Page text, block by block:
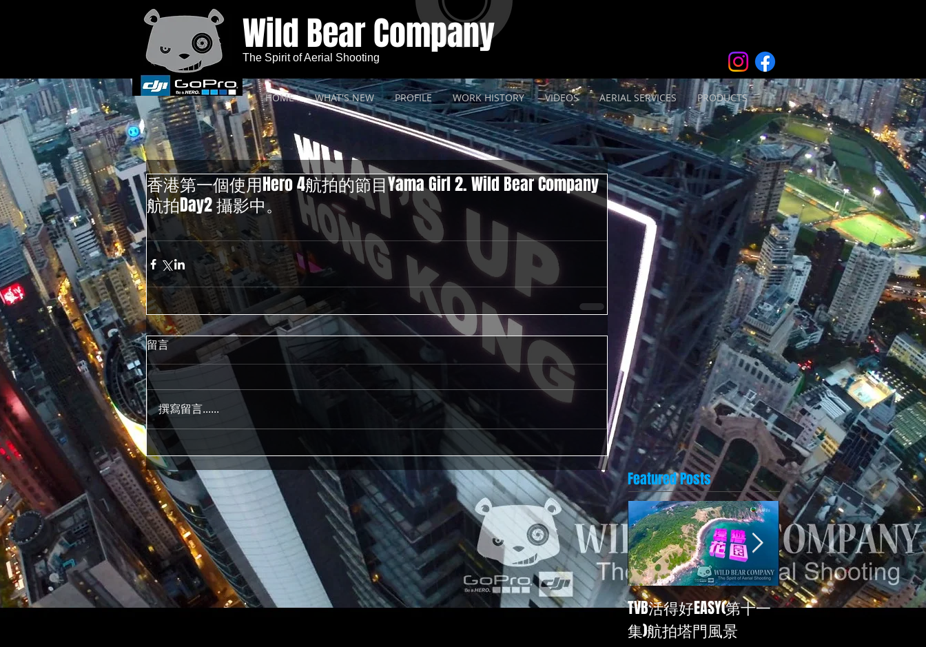
HOME WHAT'S NEW PROFILE WORK HISTORY VIDEOS AERIAL SERVICES PRODUCTS
Wild Bear Company
The Spirit of Aerial Shooting
香港第一個使用Hero 4航拍的節目Yama Girl 2. Wild Bear Company
航拍Day2 攝影中。
留言
撰寫留言......
Featured Posts
TVB活得好EASY(第十一
集)航拍塔門風景
再次為TVB<活得好